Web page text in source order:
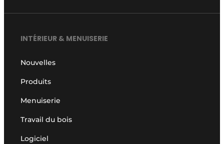
INTÉRIEUR & MENUISERIE
Nouvelles
Produits
Menuiserie
Travail du bois
Logiciel